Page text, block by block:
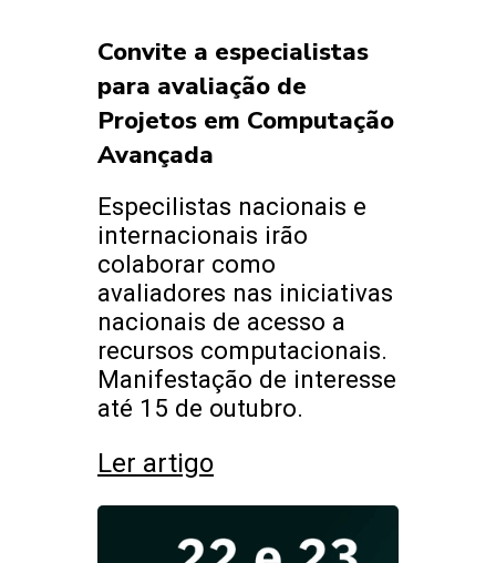
Convite a especialistas
para avaliação de
Projetos em Computação
Avançada
Especilistas nacionais e
internacionais irão
colaborar como
avaliadores nas iniciativas
nacionais de acesso a
recursos computacionais.
Manifestação de interesse
até 15 de outubro.
Ler artigo